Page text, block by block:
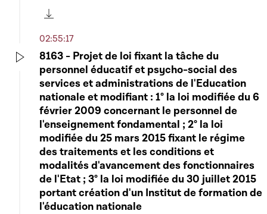
02:55:17
8163 - Projet de loi fixant la tâche du
personnel éducatif et psycho-social des
services et administrations de l'Education
nationale et modifiant : 1° la loi modifiée du 6
février 2009 concernant le personnel de
l'enseignement fondamental ; 2° la loi
modifiée du 25 mars 2015 fixant le régime
des traitements et les conditions et
modalités d'avancement des fonctionnaires
de l'Etat ; 3° la loi modifiée du 30 juillet 2015
portant création d'un Institut de formation de
l'éducation nationale